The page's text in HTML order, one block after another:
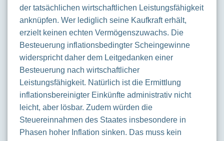
der tatsächlichen wirtschaftlichen Leistungsfähigkeit
anknüpfen. Wer lediglich seine Kaufkraft erhält,
erzielt keinen echten Vermögenszuwachs. Die
Besteuerung inflationsbedingter Scheingewinne
widerspricht daher dem Leitgedanken einer
Besteuerung nach wirtschaftlicher
Leistungsfähigkeit. Natürlich ist die Ermittlung
inflationsbereinigter Einkünfte administrativ nicht
leicht, aber lösbar. Zudem würden die
Steuereinnahmen des Staates insbesondere in
Phasen hoher Inflation sinken. Das muss kein